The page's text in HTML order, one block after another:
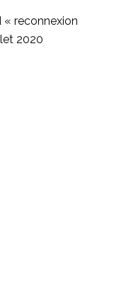
reconnexion
2020